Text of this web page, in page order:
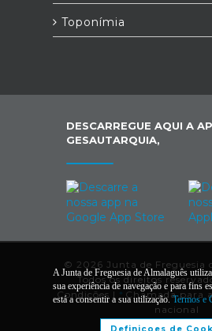
Toponímia
DESCARREGUE AQUI A
GESAUTARQUIA,
© 2026 Junta de Freguesia
Todos os direitos
Condições | * Chamada para
nacional
A Junta de Freguesia de Almalaguês
sua experiência de navegação e para fins
está a consentir a sua utilização.Termos e